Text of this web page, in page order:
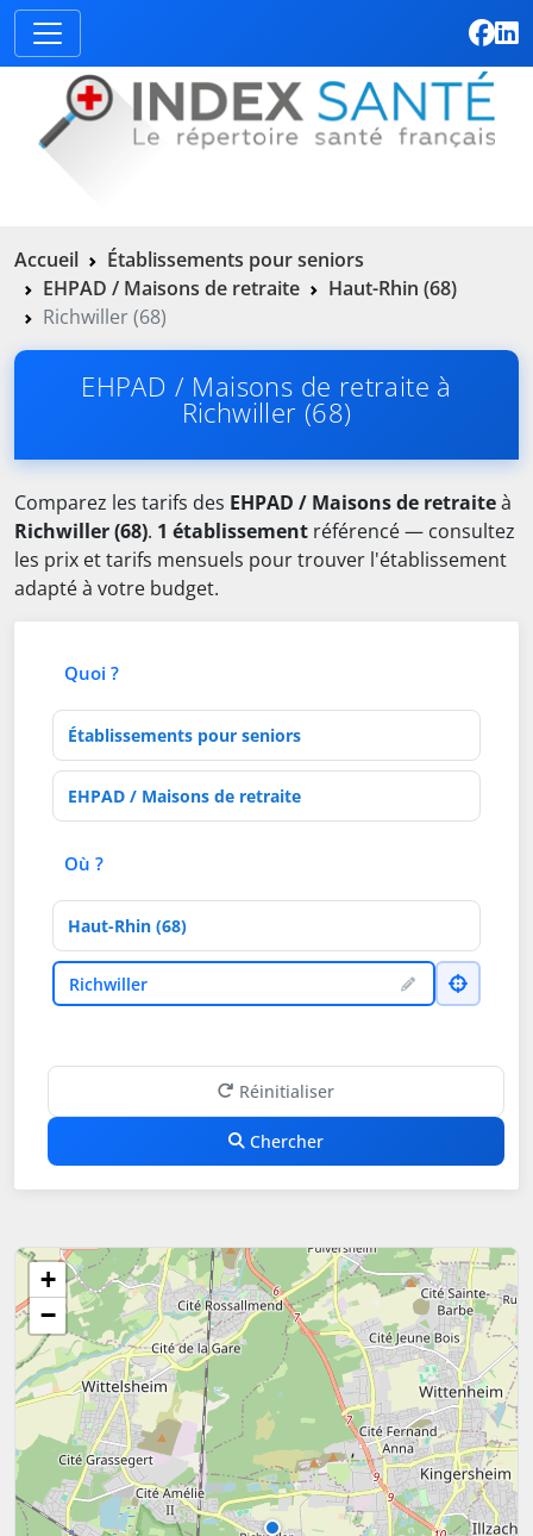
Accueil
Établissements pour seniors
EHPAD / Maisons de retraite
Haut-Rhin (68)
Richwiller (68)
EHPAD / Maisons de retraite à
Richwiller (68)
Comparez les tarifs des EHPAD / Maisons de retraiteà
Richwiller (68). 1 établissement référencé — consultez
les prix et tarifs mensuels pour trouver l'établissement
adapté à votre budget.
Quoi ?
Type d'établissement
Activités de soins
Où ?
Département
VilleRichwiller
Réinitialiser
Chercher
+
−